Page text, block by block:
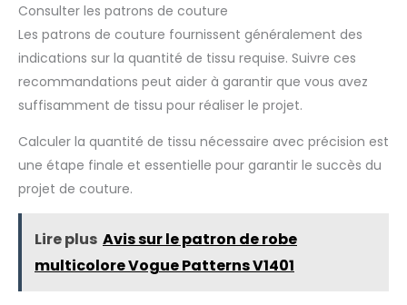
Consulter les patrons de couture
Les patrons de couture fournissent généralement des
indications sur la quantité de tissu requise. Suivre ces
recommandations peut aider à garantir que vous avez
suffisamment de tissu pour réaliser le projet.
Calculer la quantité de tissu nécessaire avec précision est
une étape finale et essentielle pour garantir le succès du
projet de couture.
Lire plus Avis sur le patron de robe
multicolore Vogue Patterns V1401